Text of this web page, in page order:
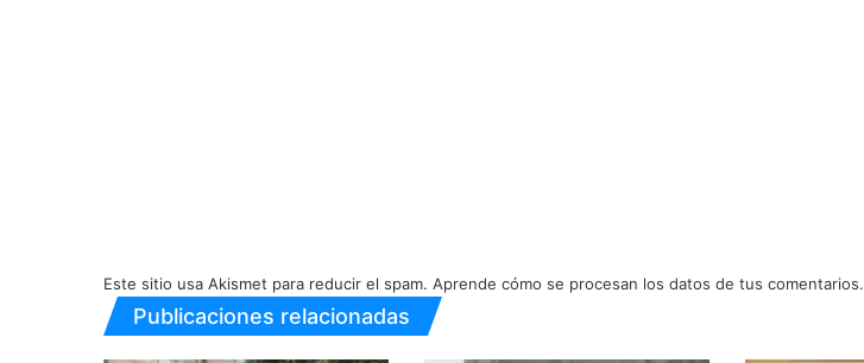
Este sitio usa Akismet para reducir el spam. Aprende cómo se procesan los datos de tus comentarios.
Publicaciones relacionadas